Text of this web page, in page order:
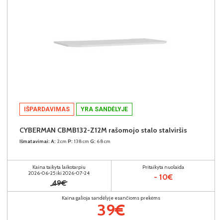
IŠPARDAVIMAS YRA SANDĖLYJE
CYBERMAN CBMB132-Z12M rašomojo stalo stalviršis
Išmatavimai: A: 2cm P: 138cm G: 68cm
Kaina taikyta laikotarpiu
2026-06-25 iki 2026-07-24
49€
Pritaikyta nuolaida
- 10€
Kaina galioja sandėlyje esančioms prekėms
39€